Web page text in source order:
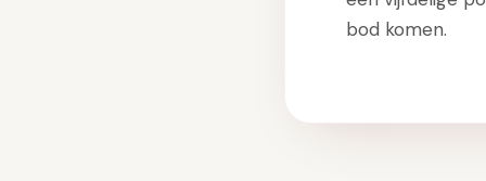
bod komen.